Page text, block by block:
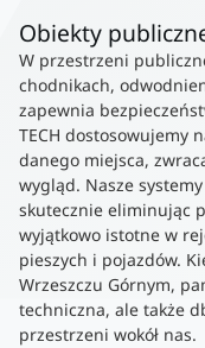
Obiekty
W przestrzeni
chodnikach,
zapewnia
TECH dostosowujemy
danego miejsca,
wygląd. Nasze
skutecznie eliminując
wyjątkowo istotne w
pieszych i pojazdów.
Wrzeszczu Górnym,
techniczna, ale także
przestrzeni wokół nas.